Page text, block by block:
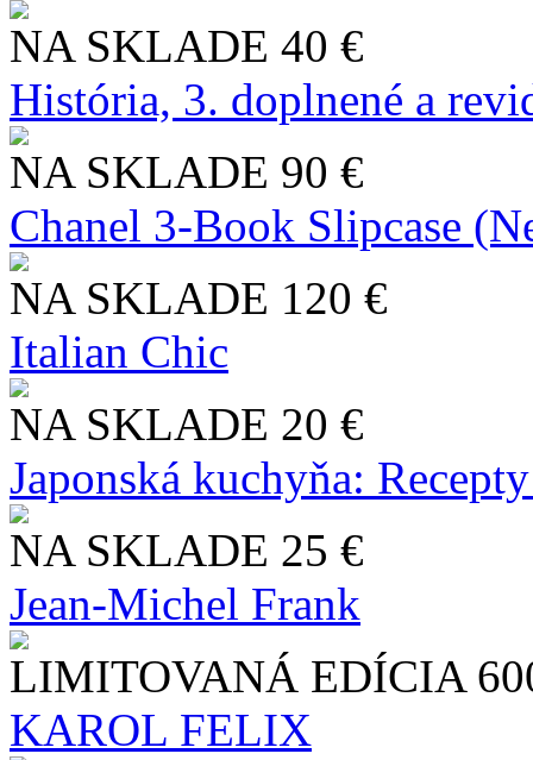
NA SKLADE 40 €
História, 3. doplnené a
NA SKLADE 90 €
Chanel 3-Book Slipcase
NA SKLADE 120 €
Italian Chic
NA SKLADE 20 €
Japonská kuchyňa:
NA SKLADE 25 €
Jean-Michel Frank
LIMITOVANÁ EDÍCIA
KAROL FELIX